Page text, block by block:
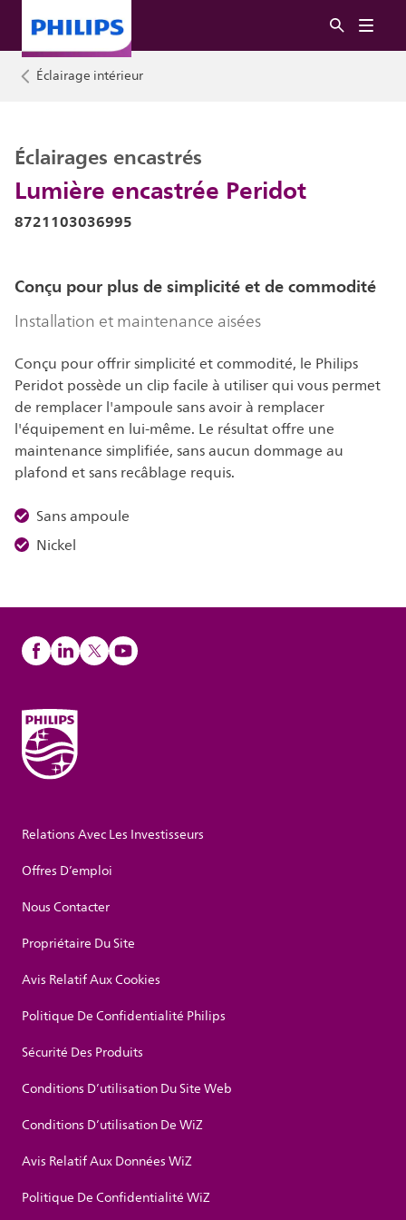
Éclairage intérieur
Lumière encastrée Peridot
Éclairages encastrés
8721103036995
Conçu pour plus de simplicité et de commodité
Installation et maintenance aisées
Conçu pour offrir simplicité et commodité, le Philips
Peridot possède un clip facile à utiliser qui vous permet
de remplacer l'ampoule sans avoir à remplacer
l'équipement en lui-même. Le résultat offre une
maintenance simplifiée, sans aucun dommage au
plafond et sans recâblage requis.
Sans ampoule
Nickel
Relations Avec Les Investisseurs
Offres D’emploi
Nous Contacter
Propriétaire Du Site
Avis Relatif Aux Cookies
Politique De Confidentialité Philips
Sécurité Des Produits
Conditions D’utilisation Du Site Web
Conditions D’utilisation De WiZ
Avis Relatif Aux Données WiZ
Politique De Confidentialité WiZ